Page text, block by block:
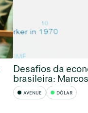
Desafios da
brasileira:
AVENUE DÓLAR